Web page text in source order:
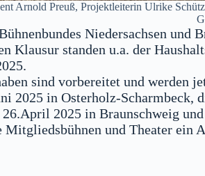
Arnold Preuß, Projektleiterin Ulrike
Niedersachsen
Klausur standen u.a. der
sind vorbereitet und werden
2025 in Osterholz-
2025 in Braunschweig
und Theater ein